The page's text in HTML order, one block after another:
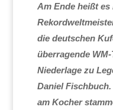
Am Ende heißt
die deutschen
überragende
Niederlage zu
Daniel Fischbuch.
am Kocher